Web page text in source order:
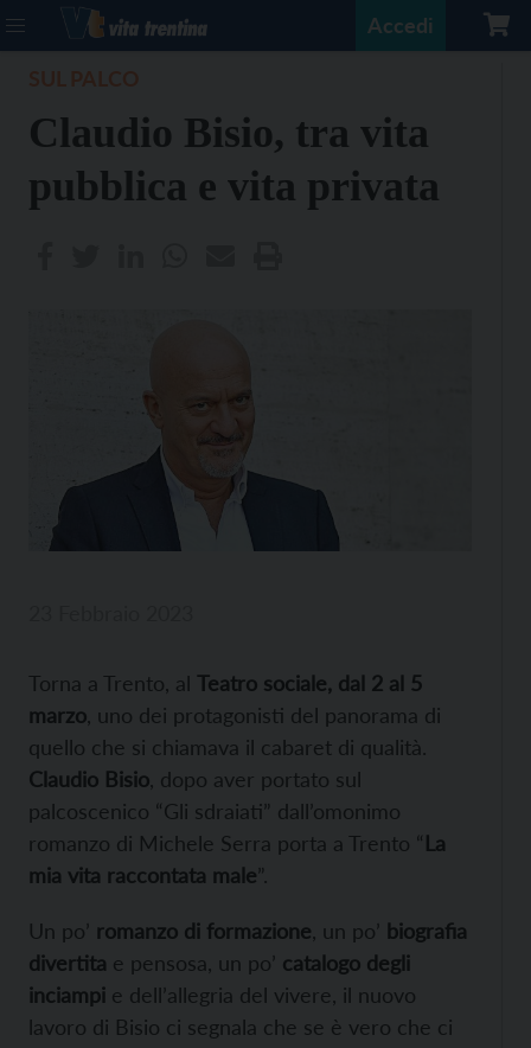
Accedi
Claudio Bisio, tra vita
pubblica e vita privata
Torna a Trento, al Teatro sociale, dal 2 al 5
marzo , uno dei protagonisti del panorama di
quello che si chiamava il cabaret di qualità.
Claudio Bisio , dopo aver portato sul
palcoscenico “Gli sdraiati” dall’omonimo
romanzo di Michele Serra porta a Trento “La
mia vita raccontata male”.
Un po’ romanzo di formazione , un po’ biografia
divertita e pensosa, un po’ catalogo degli
inciampi e dell’allegria del vivere, il nuovo
lavoro di Bisio ci segnala che se è vero che ci